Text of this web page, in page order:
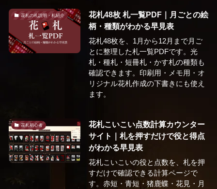
花札の札説明・札紹介
花札48枚 札一覧PDF｜月ごとの絵
柄・種類がわかる早見表
花札48枚を、1月から12月まで月ご
とに整理した札一覧PDFです。光
札・種札・短冊札・かす札の種類も
確認できます。印刷用・メモ用・オ
リジナル花札作成の下書きにも使え
ます。
花札初心者
花札こいこい点数計算カウンター
サイト｜札を押すだけで役と得点
がわかる早見表
花札こいこいの役と点数を、札を押
すだけで確認できる計算ページで
す。赤短・青短・猪鹿蝶・花見・月